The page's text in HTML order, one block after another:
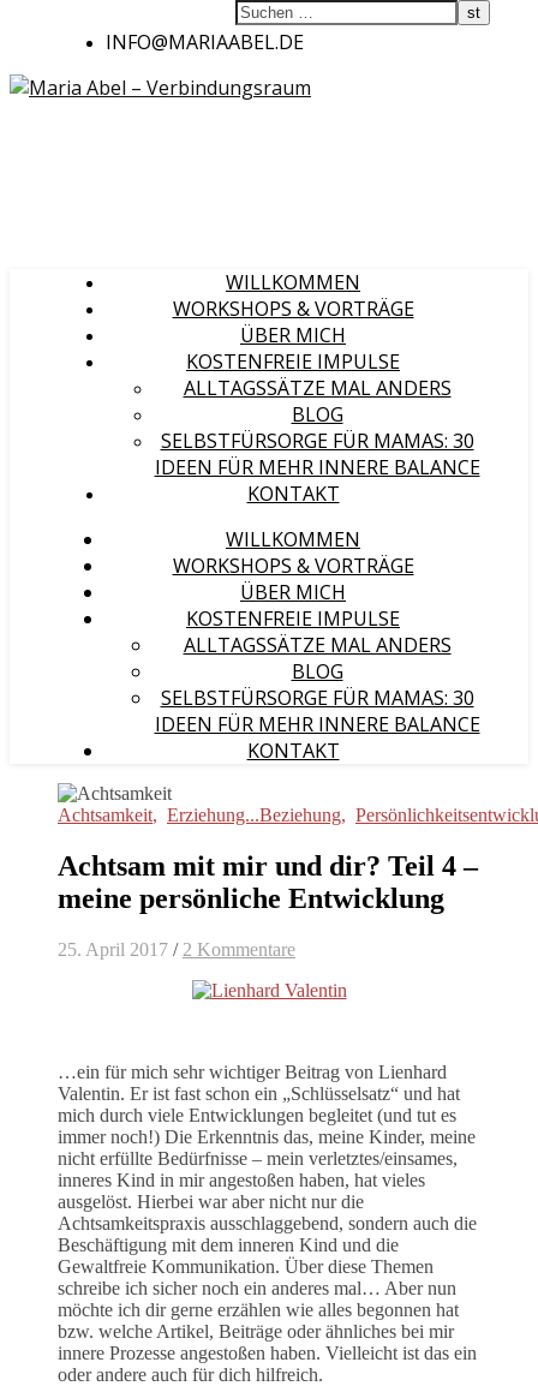
INFO@MARIAABEL.DE
WILLKOMMEN
WORKSHOPS & VORTRÄGE
ÜBER MICH
KOSTENFREIE IMPULSE
ALLTAGSSÄTZE MAL ANDERS
BLOG
SELBSTFÜRSORGE FÜR MAMAS: 30
IDEEN FÜR MEHR INNERE BALANCE
KONTAKT
WILLKOMMEN
WORKSHOPS & VORTRÄGE
ÜBER MICH
KOSTENFREIE IMPULSE
ALLTAGSSÄTZE MAL ANDERS
BLOG
SELBSTFÜRSORGE FÜR MAMAS: 30
IDEEN FÜR MEHR INNERE BALANCE
KONTAKT
Achtsamkeit, Erziehung...Beziehung,
Achtsam mit mir und dir? Teil 4 –
meine persönliche Entwicklung
25. April 2017 / 2 Kommentare
…ein für mich sehr wichtiger Beitrag von Lienhard
Valentin. Er ist fast schon ein „Schlüsselsatz“ und hat
mich durch viele Entwicklungen begleitet (und tut es
immer noch!) Die Erkenntnis das, meine Kinder, meine
nicht erfüllte Bedürfnisse – mein verletztes/einsames,
inneres Kind in mir angestoßen haben, hat vieles
ausgelöst. Hierbei war aber nicht nur die
Achtsamkeitspraxis ausschlaggebend, sondern auch die
Beschäftigung mit dem inneren Kind und die
Gewaltfreie Kommunikation. Über diese Themen
schreibe ich sicher noch ein anderes mal… Aber nun
möchte ich dir gerne erzählen wie alles begonnen hat
bzw. welche Artikel, Beiträge oder ähnliches bei mir
innere Prozesse angestoßen haben. Vielleicht ist das ein
oder andere auch für dich hilfreich.